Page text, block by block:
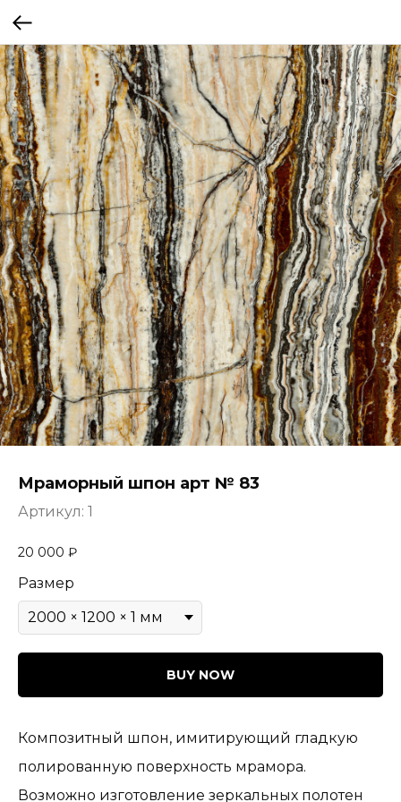
Мраморный шпон арт № 83
Артикул: 1
20 000 ₽
Размер
BUY NOW
Композитный шпон, имитирующий гладкую
полированную поверхность мрамора.
Возможно изготовление зеркальных полотен